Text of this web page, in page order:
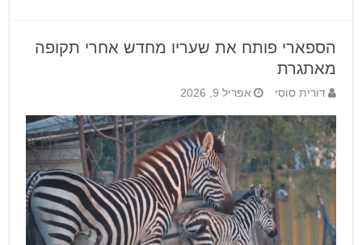
הספארי פותח את שעריו מחדש אחרי תקופה
מאתגרת
דורית סוסי אפריל 9, 2026